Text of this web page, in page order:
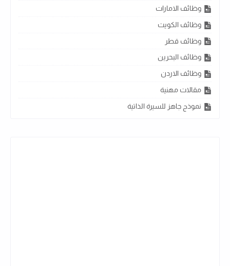
وظائف الامارات
وظائف الكويت
وظائف قطر
وظائف البحرين
وظائف الاردن
مقالات مهنية
نموذج جاهز للسيرة الذاتية